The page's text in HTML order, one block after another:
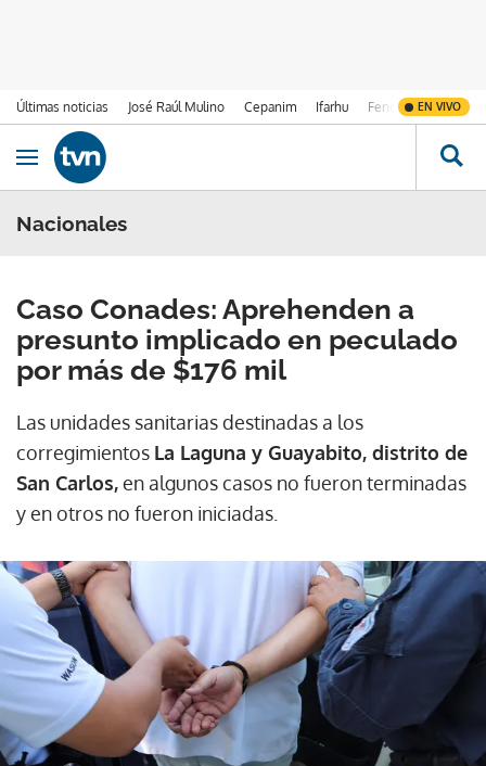
Últimas noticias José Raúl Mulino Cepanim Ifarhu Fenómeno de El
EN VIVO
Ir al contenido
Obrir navegació
Nacionales
Caso Conades: Aprehenden a
presunto implicado en peculado
por más de $176 mil
Las unidades sanitarias destinadas a los
corregimientos La Laguna y Guayabito, distrito de
San Carlos,en algunos casos no fueron terminadas
y en otros no fueron iniciadas.